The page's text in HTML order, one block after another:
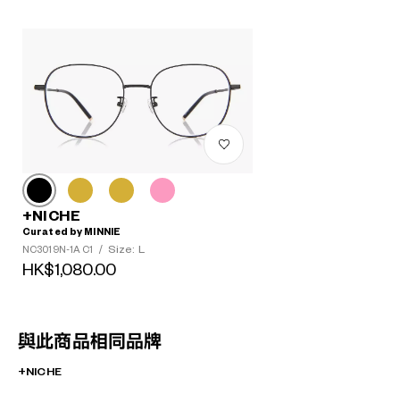
+NICHE
Curated by MINNIE
NC3019N-1A C1
/ Size: L
HK$1,080.00
與此商品相同品牌
+NICHE